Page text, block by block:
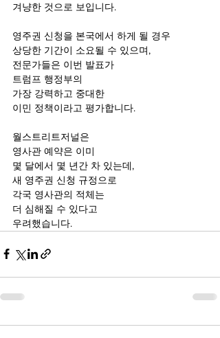
겨냥한 것으로 보입니다.
영주권 신청을 본국에서 하게 될 경우
상당한 기간이 소요될 수 있으며,
전문가들은 이번 발표가
트럼프 행정부의
가장 강력하고 중대한
이민 정책이라고 평가합니다.
월스트리트저널은
영사관 예약은 이미
몇 달에서 몇 년간 차 있는데,
새 영주권 신청 규정으로
각국 영사관의 적체는
더 심해질 수 있다고
우려했습니다.